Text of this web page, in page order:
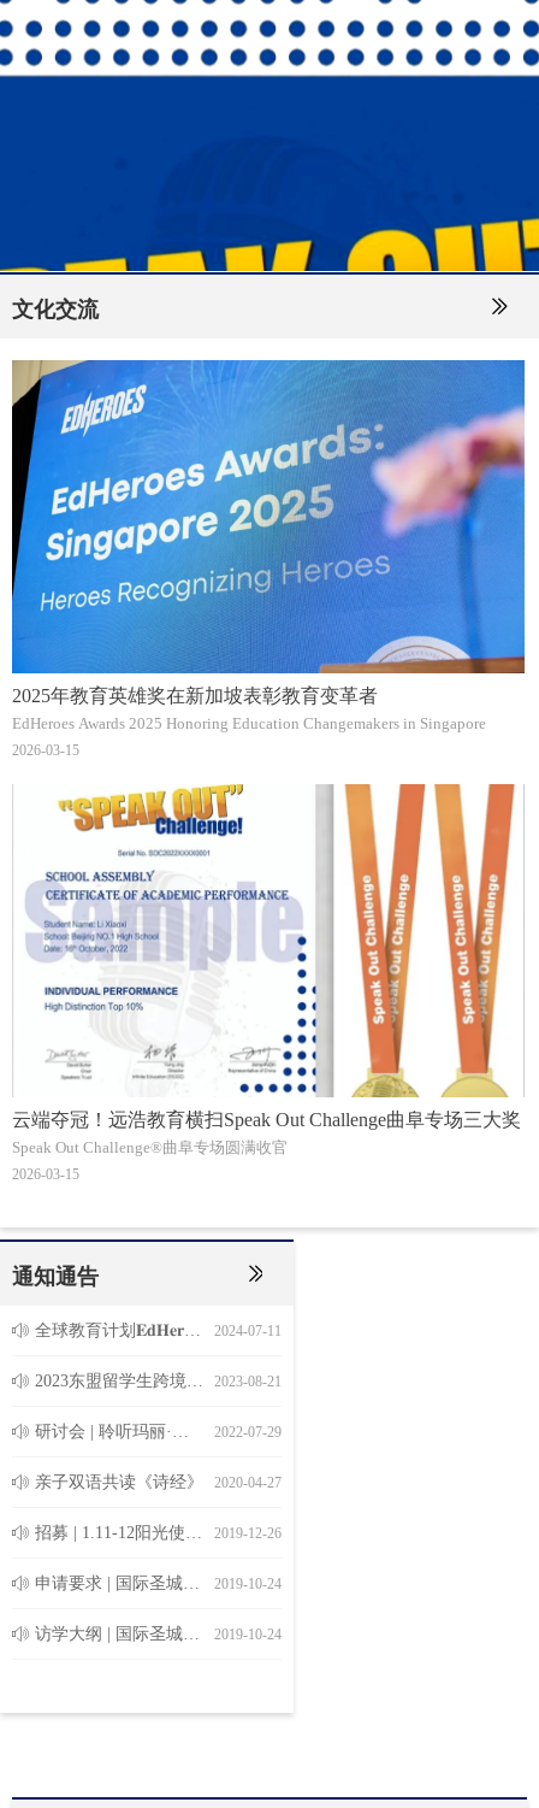
文化交流 ꅀ
2025年教育英雄奖在新加坡表彰教育变革者
EdHeroes Awards 2025 Honoring Education Changemakers in Singapore
2026-03-15
云端夺冠！远浩教育横扫Speak Out Challenge曲阜专场三大奖
Speak Out Challenge®曲阜专场圆满收官
2026-03-15
通知通告 ꅀ
2024-07-11
ꂗ
2023-08-21
ꂗ
2022-07-29
ꂗ
2020-04-27
ꂗ 亲子双语共读《诗经》
2019-12-26
ꂗ
2019-10-24
ꂗ
2019-10-24
ꂗ
立即报名
立即报
名